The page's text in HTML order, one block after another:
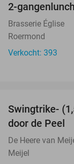
2-
Brasserie Église
Roermond
Verkocht: 393
Swingtrike-
door de Peel
De Heere van
Meijel